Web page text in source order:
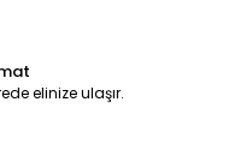
elinize ulaşır.